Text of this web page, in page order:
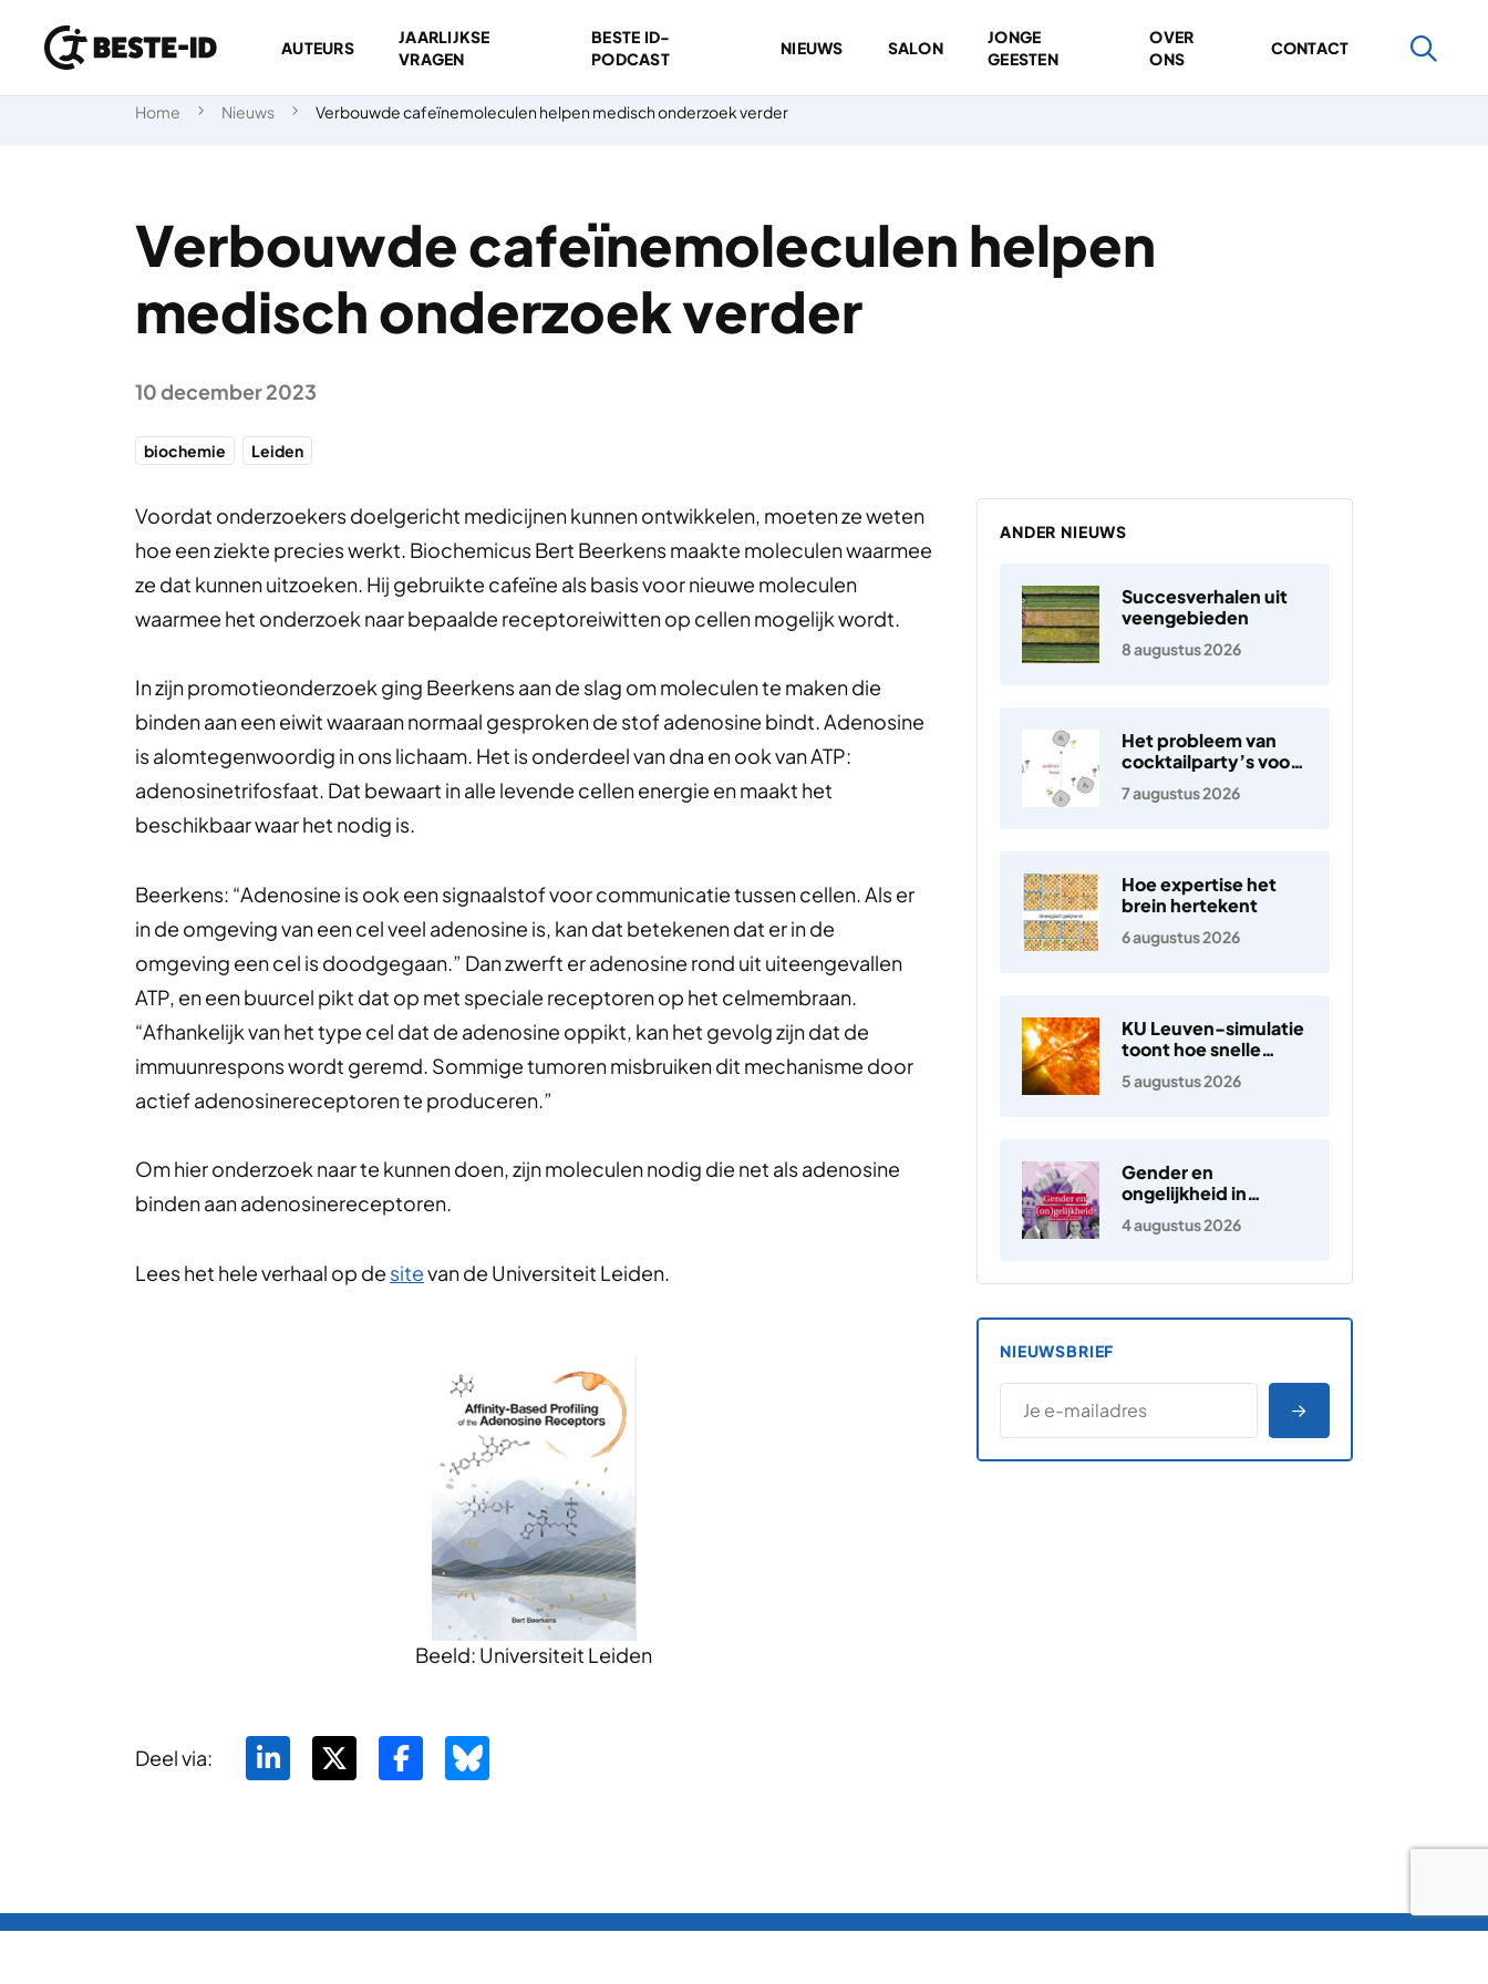
Ga naar inhoud
AUTEURS
JAARLIJKSE
VRAGEN
BESTE ID-
PODCAST
NIEUWS SALON
JONGE
GEESTEN
OVER
ONS
CONTACT
Home Nieuws Verbouwde cafeïnemoleculen helpen medisch onderzoek verder
Verbouwde cafeïnemoleculen helpen
medisch onderzoek verder
10 december 2023
biochemie Leiden
Voordat onderzoekers doelgericht medicijnen kunnen ontwikkelen, moeten ze weten
hoe een ziekte precies werkt. Biochemicus Bert Beerkens maakte moleculen waarmee
ze dat kunnen uitzoeken. Hij gebruikte cafeïne als basis voor nieuwe moleculen
waarmee het onderzoek naar bepaalde receptoreiwitten op cellen mogelijk wordt.
In zijn promotieonderzoek ging Beerkens aan de slag om moleculen te maken die
binden aan een eiwit waaraan normaal gesproken de stof adenosine bindt. Adenosine
is alomtegenwoordig in ons lichaam. Het is onderdeel van dna en ook van ATP:
adenosinetrifosfaat. Dat bewaart in alle levende cellen energie en maakt het
beschikbaar waar het nodig is.
Beerkens: “Adenosine is ook een signaalstof voor communicatie tussen cellen. Als er
in de omgeving van een cel veel adenosine is, kan dat betekenen dat er in de
omgeving een cel is doodgegaan.” Dan zwerft er adenosine rond uit uiteengevallen
ATP, en een buurcel pikt dat op met speciale receptoren op het celmembraan.
“Afhankelijk van het type cel dat de adenosine oppikt, kan het gevolg zijn dat de
immuunrespons wordt geremd. Sommige tumoren misbruiken dit mechanisme door
actief adenosinereceptoren te produceren.”
Om hier onderzoek naar te kunnen doen, zijn moleculen nodig die net als adenosine
binden aan adenosinereceptoren.
Lees het hele verhaal op de sitevan de Universiteit Leiden.
Beeld: Universiteit Leiden
Deel via:
ANDER NIEUWS
Succesverhalen uit
veengebieden
8 augustus 2026
Het probleem van
cocktailparty’s voor
hoortoestellen
7 augustus 2026
Hoe expertise het
brein hertekent
6 augustus 2026
KU Leuven-simulatie
toont hoe snelle
elektronen in de
zonnewind ontstaan
5 augustus 2026
Gender en
ongelijkheid in
Nederland
4 augustus 2026
NIEUWSBRIEF
E-MAILADRES
*
AANMELDEN